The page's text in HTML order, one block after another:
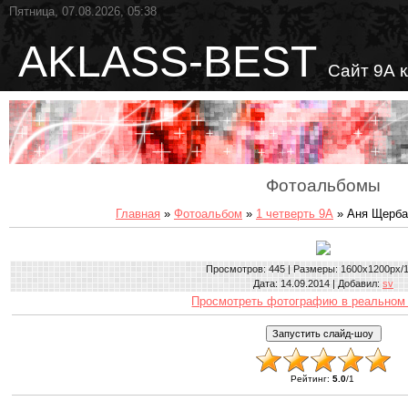
Пятница, 07.08.2026, 05:38
AKLASS-BEST Сайт 9А
Фотоальбомы
Главная » Фотоальбом » 1 четверть 9А » Аня
Просмотров: 445 | Размеры: 1600x1200px/
Дата: 14.09.2014 | Добавил: sv
Просмотреть фотографию в реальном
Рейтинг:5.0/1